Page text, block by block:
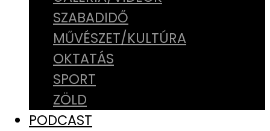
SZABADIDŐ
MŰVÉSZET/KULTÚRA
OKTATÁS
SPORT
ZÖLD
PODCAST